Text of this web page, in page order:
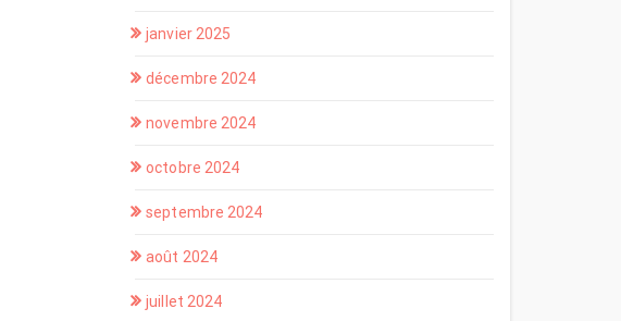
janvier 2025
décembre 2024
novembre 2024
octobre 2024
septembre 2024
août 2024
juillet 2024